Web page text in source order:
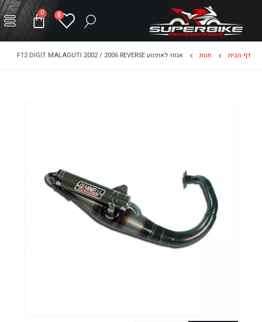
0
0
דף הבית חנות אגזוז לאופנוע F12 DIGIT MALAGUTI 2002 / 2006 REVERSE